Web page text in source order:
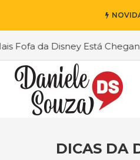
da Disney Está Chegando!
DICAS DA